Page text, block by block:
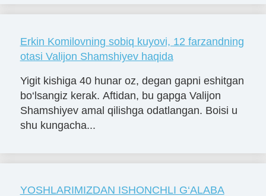
Erkin Komilovning sobiq kuyovi, 12 farzandning
otasi Valijon Shamshiyev haqida
Yigit kishiga 40 hunar oz, degan gapni eshitgan
bo‘lsangiz kerak. Aftidan, bu gapga Valijon
Shamshiyev amal qilishga odatlangan. Boisi u
shu kungacha...
YOSHLARIMIZDAN ISHONCHLI G‘ALABA